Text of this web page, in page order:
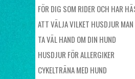
FÖR DIG SOM RIDER OCH HAR
ATT VÄLJA VILKET HUSDJUR MAN
TA VÄL HAND OM DIN HUND
HUSDJUR FÖR ALLERGIKER
CYKELTRÄNA MED HUND